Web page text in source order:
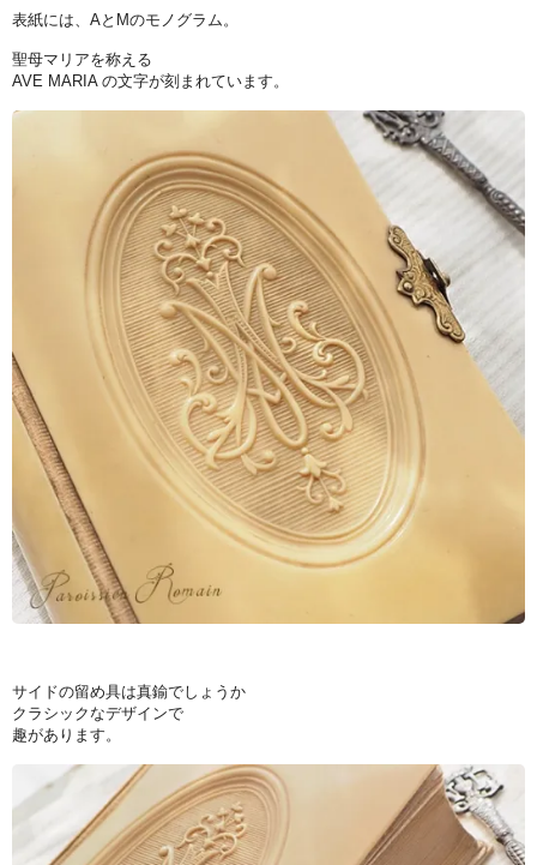
表紙には、AとMのモノグラム。
聖母マリアを称える
AVE MARIA の文字が刻まれています。
サイドの留め具は真鍮でしょうか
クラシックなデザインで
趣があります。